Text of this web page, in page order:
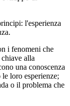
l'esperienza
i fenomeni che
alla
una conoscenza
loro esperienze;
o il problema che